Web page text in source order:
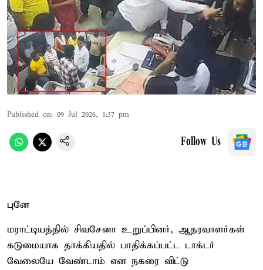
Published on: 09 Jul 2026, 1:37 pm
Follow Us
புனே
மராட்டியத்தில் சிவசேனா உறுப்பினர், ஆதரவாளர்கள்
கடுமையாக தாக்கியதில் பாதிக்கப்பட்ட டாக்டர்
வேலையே வேண்டாம் என நகரை விட்டு